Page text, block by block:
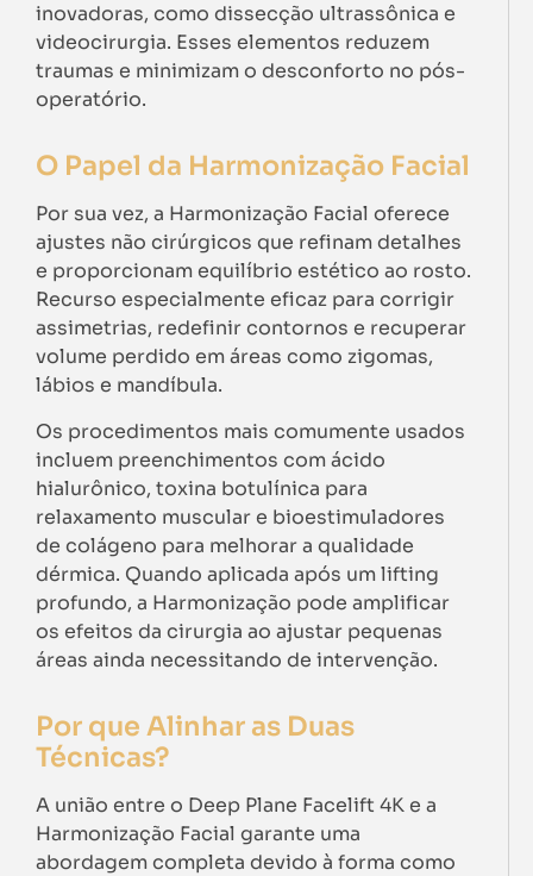
inovadoras, como dissecção ultrassônica e
videocirurgia. Esses elementos reduzem
traumas e minimizam o desconforto no pós-
operatório.
O Papel da Harmonização Facial
Por sua vez, a Harmonização Facial oferece
ajustes não cirúrgicos que refinam detalhes
e proporcionam equilíbrio estético ao rosto.
Recurso especialmente eficaz para corrigir
assimetrias, redefinir contornos e recuperar
volume perdido em áreas como zigomas,
lábios e mandíbula.
Os procedimentos mais comumente usados
incluem preenchimentos com ácido
hialurônico, toxina botulínica para
relaxamento muscular e bioestimuladores
de colágeno para melhorar a qualidade
dérmica. Quando aplicada após um lifting
profundo, a Harmonização pode amplificar
os efeitos da cirurgia ao ajustar pequenas
áreas ainda necessitando de intervenção.
Por que Alinhar as Duas
Técnicas?
A união entre o Deep Plane Facelift 4K e a
Harmonização Facial garante uma
abordagem completa devido à forma como